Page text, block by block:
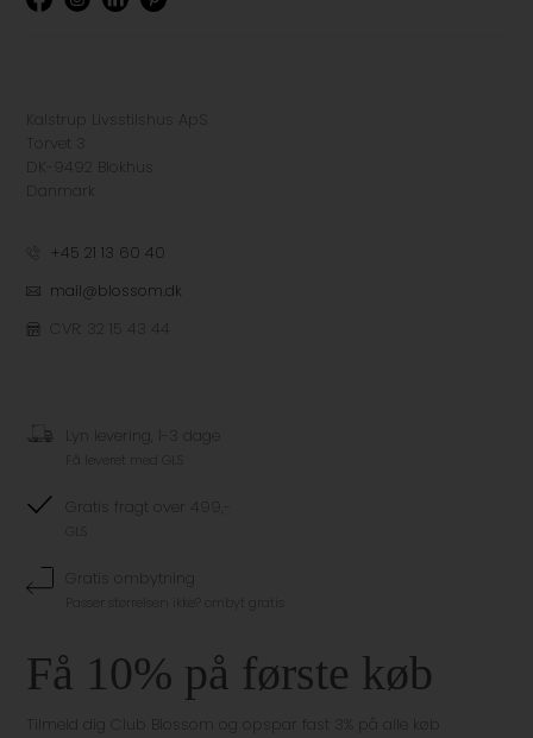
Kalstrup Livsstilshus ApS
Torvet 3
DK-9492 Blokhus
Danmark
+45 21 13 60 40
mail@blossom.dk
CVR: 32 15 43 44
Lyn levering, 1-3 dage
Få leveret med GLS
Gratis fragt over 499,-
Gratis ombytning
Passer størrelsen ikke? ombyt gratis
Få 10% på første køb
Tilmeld dig Club Blossom og opspar fast 3% på alle køb